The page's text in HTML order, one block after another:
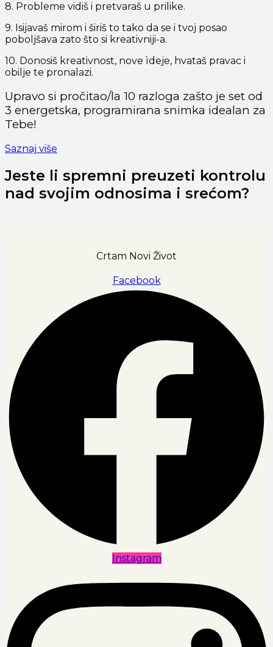
8. Probleme vidiš i pretvaraš u prilike.
9. Isijavaš mirom i širiš to tako da se i tvoj posao
poboljšava zato što si kreativniji-a.
10. Donosiš kreativnost, nove ìdeje, hvataš pravac i
obilje te pronalazi.
Upravo si pročitao/la 10 razloga zašto je set od
3 energetska, programirana snimka idealan za
Tebe!
Saznaj više
Jeste li spremni preuzeti kontrolu
nad svojim odnosima i srećom?
Crtam Novi Život
Facebook
Instagram